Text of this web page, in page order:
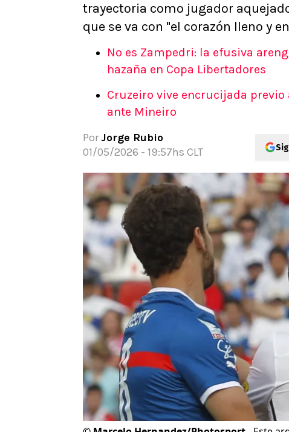
Apuesta del día
Apuestas Mundial 2026
trayectoria como jugador
que se va con "el corazón lleno y
No es Zampedri: la efusiva
hazaña en Copa Libertadores
Cruzeiro vive encrucijada
ante Mineiro
Por Jorge Rubio
01/05/2026 - 19:57hs CLT